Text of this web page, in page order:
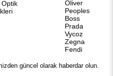
Optik
Oliver
Peoples
Boss
Prada
Vycoz
Zegna
Fendi
güncel olarak haberdar olun.